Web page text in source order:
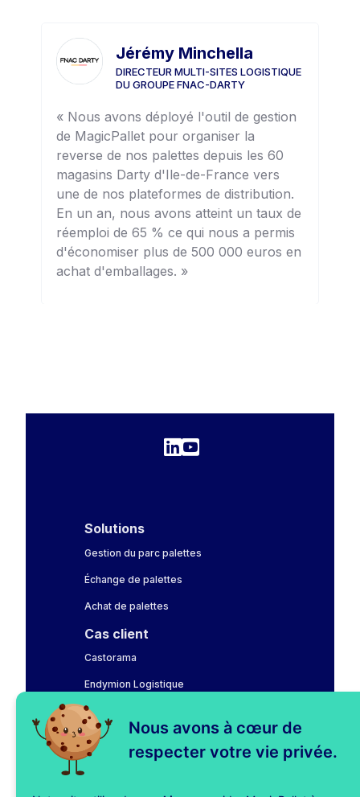
Nous avons à cœur de
respecter votre vie privée.
Jérémy Minchella
DIRECTEUR MULTI-SITES LOGISTIQUE
DU GROUPE FNAC-DARTY
« Nous avons déployé l'outil de gestion
de MagicPallet pour organiser la
reverse de nos palettes depuis les 60
magasins Darty d'Ile-de-France vers
une de nos plateformes de distribution.
En un an, nous avons atteint un taux de
réemploi de 65 % ce qui nous a permis
d'économiser plus de 500 000 euros en
achat d'emballages. »
Solutions
Gestion du parc palettes
Échange de palettes
Achat de palettes
Cas client
Castorama
Endymion Logistique
Fnac Darty
LAHAYE Global Logistics